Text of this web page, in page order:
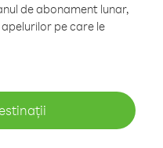
de abonament lunar,
pe care le